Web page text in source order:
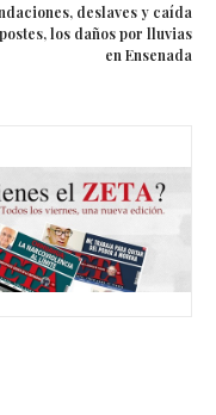
deslaves y caída
los daños por lluvias
en Ensenada